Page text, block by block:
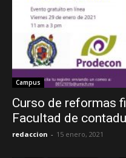
Campus
Curso de reformas
Facultad de
redaccion - 15 enero, 2021